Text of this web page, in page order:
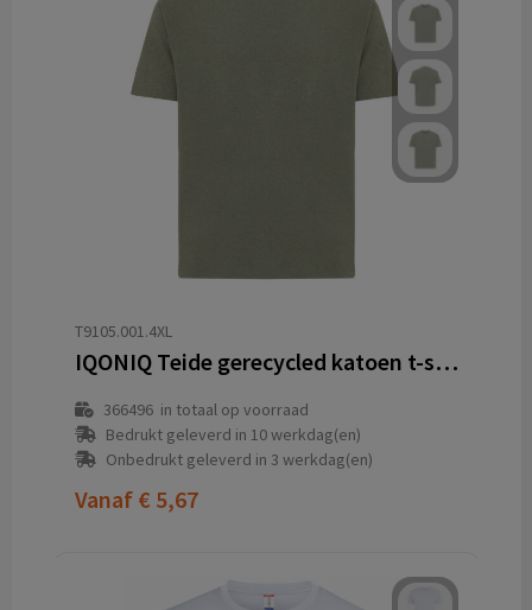
T9105.001.4XL
IQONIQ Teide gerecycled katoen t-shirt
366496in totaal op voorraad
Bedrukt geleverd in 10 werkdag(en)
Onbedrukt geleverd in 3 werkdag(en)
Vanaf € 5,67